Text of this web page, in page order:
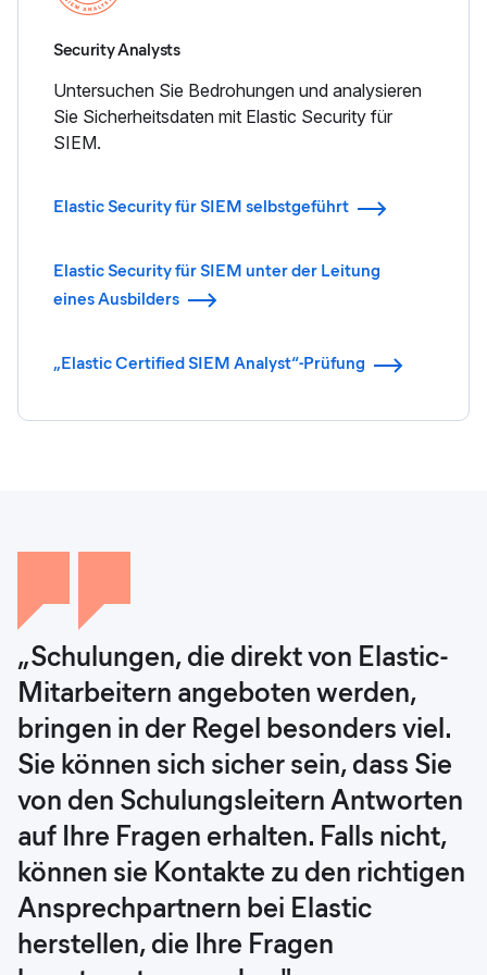
Security Analysts
Untersuchen Sie Bedrohungen und analysieren
Sie Sicherheitsdaten mit Elastic Security für
SIEM.
Elastic Security für SIEM selbstgeführt
Elastic Security für SIEM unter der Leitung
eines Ausbilders
„Elastic Certified SIEM Analyst“-Prüfung
„Schulungen, die direkt von Elastic-
Mitarbeitern angeboten werden,
bringen in der Regel besonders viel.
Sie können sich sicher sein, dass Sie
von den Schulungsleitern Antworten
auf Ihre Fragen erhalten. Falls nicht,
können sie Kontakte zu den richtigen
Ansprechpartnern bei Elastic
herstellen, die Ihre Fragen
„Das Elastic-Training war
ausgezeichnet, insbesondere die
Mentoren und das On-Demand- und
virtuelle Präsenztraining.“
Kamyar Kojouri
Director of Security Operations, ECI
„Elastic Training ist ein weiterer
Bereich, der unserem Team geholfen
hat, herausragende Leistungen zu
erbringen. Viele Leute in meinem
Team haben an Online-Schulungen
teilgenommen und Zertifizierungen
in Elasticsearch Engineer, Data
Analysis mit Kibana und
Observability Engineer
„Elastic stellt eine große Menge an
Schulungs- und
Ausbildungsmaterialien zur
Verfügung, die den Teammitgliedern
die Sicherheit geben, Probleme
schnell anzugehen und zu lösen. Das
bedeutet, dass jeder, vom Techniker
bis zum leitenden Analysten, seine
Aufgabe versteht und eine aktive